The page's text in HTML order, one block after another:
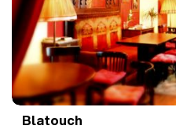
Blatouch